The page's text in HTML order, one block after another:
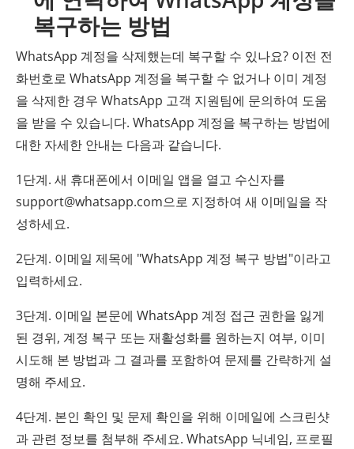
복구하는 방법
WhatsApp 계정을 삭제했는데 복구할 수 있나요? 이전 전
화번호로 WhatsApp 계정을 복구할 수 없거나 이미 계정
을 삭제한 경우 WhatsApp 고객 지원팀에 문의하여 도움
을 받을 수 있습니다. WhatsApp 계정을 복구하는 방법에
대한 자세한 안내는 다음과 같습니다.
1단계. 새 휴대폰에서 이메일 앱을 열고 수신자를
support@whatsapp.com으로 지정하여 새 이메일을 작
성하세요.
2단계. 이메일 제목에 "WhatsApp 계정 복구 방법"이라고
입력하세요.
3단계. 이메일 본문에 WhatsApp 계정 접근 권한을 잃게
된 경위, 계정 복구 또는 재활성화를 원하는지 여부, 이미
시도해 본 방법과 그 결과를 포함하여 문제를 간략하게 설
명해 주세요.
4단계. 본인 확인 및 문제 확인을 위해 이메일에 스크린샷
과 관련 정보를 첨부해 주세요. WhatsApp 닉네임, 프로필